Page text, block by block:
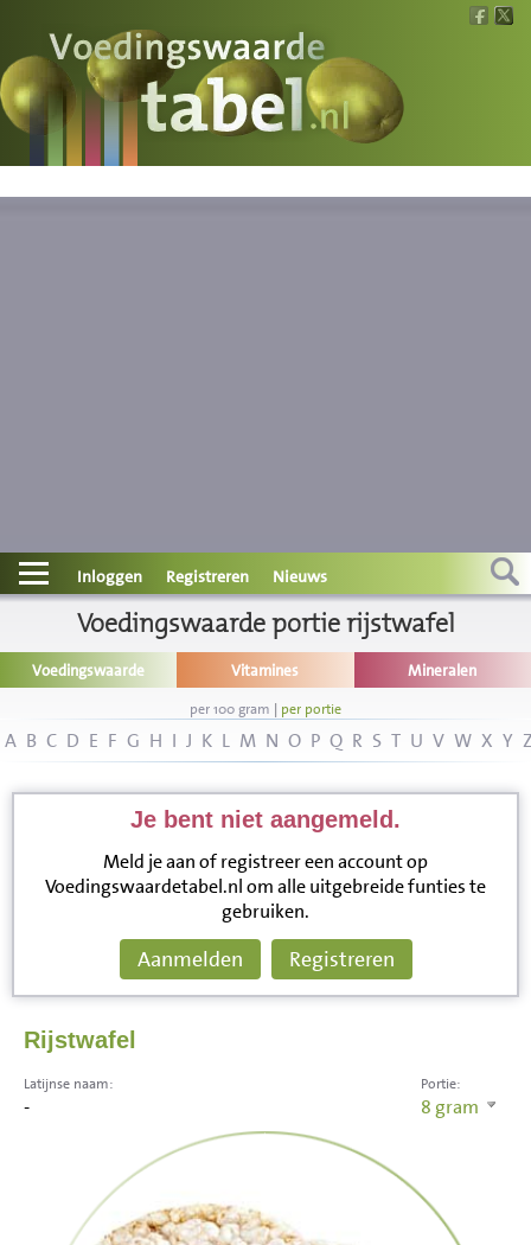
Voedingswaarde
Wat is wat?
Contact
Informatie
Disclaimer
Inloggen Registreren Nieuws
Voedingswaarde portie rijstwafel
Voedingswaarde Vitamines Mineralen
per 100 gram | per portie
A B C D E F G H I J K L M N O P Q R S T U V W X Y
Je bent niet aangemeld.
Meld je aan of registreer een account op
Voedingswaardetabel.nl om alle uitgebreide funties te
gebruiken.
Aanmelden Registreren
Rijstwafel
Portie:
8 gram
Latijnse naam:
-